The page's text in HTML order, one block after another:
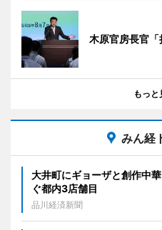
木原官房長官「
もっと
みん経
大井町にギョーザと創作中
ぐ都内3店舗目
品川経済新聞